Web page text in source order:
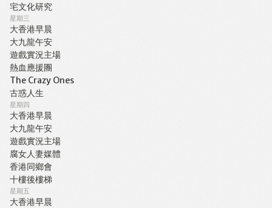
宅文化研究
星期三
大香港早晨
大九龍午安
遊戲實況主場
熱血應援團
The Crazy Ones
古惑人生
星期四
大香港早晨
大九龍午安
遊戲實況主場
腐女人妻媒體
香港同鄉會
十樓後樓梯
星期五
大香港早晨